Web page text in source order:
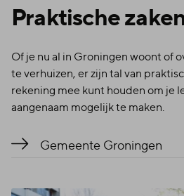
Prak­ti­sche
Of je nu al in Groningen woont of
te verhuizen, er zijn tal van
rekening mee kunt houden om je
aangenaam mogelijk te maken.
Gemeente Groningen